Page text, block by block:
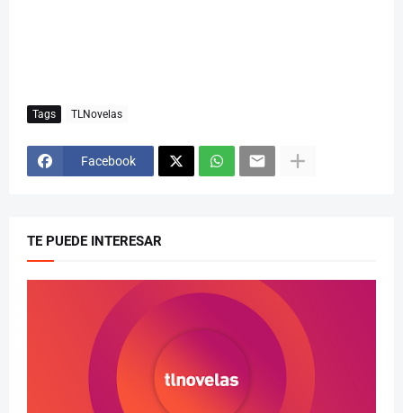
Tags TLNovelas
Facebook
TE PUEDE INTERESAR